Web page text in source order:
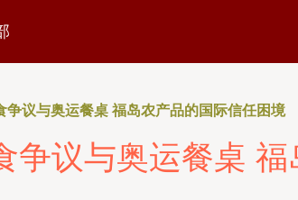
争议与奥运餐桌 福岛农产品的国际信任困境
争议与奥运餐桌